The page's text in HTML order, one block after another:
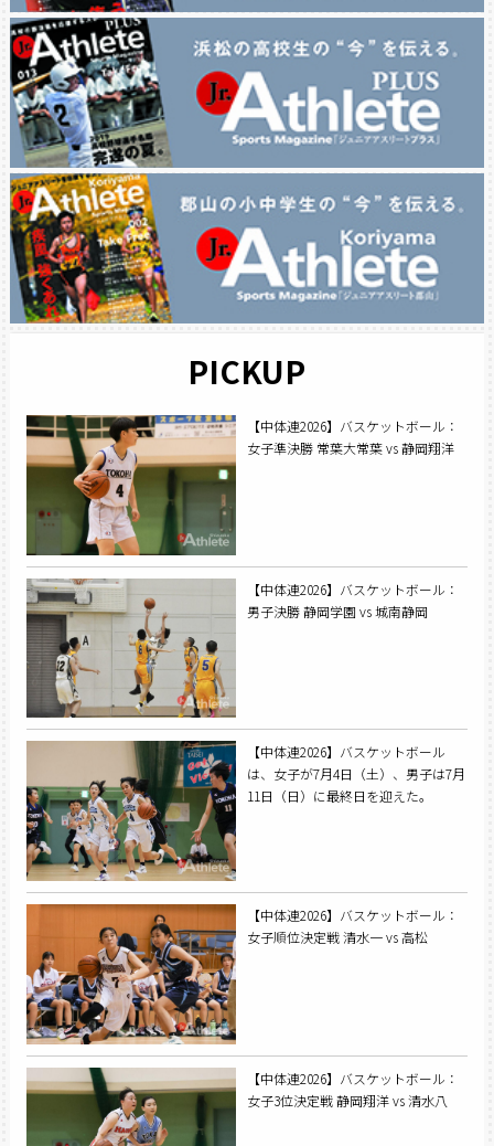
PICKUP
【中体連2026】バスケットボール：
女子準決勝 常葉大常葉 vs 静岡翔洋
【中体連2026】バスケットボール：
男子決勝 静岡学園 vs 城南静岡
【中体連2026】バスケットボール
は、女子が7月4日（土）、男子は7月
11日（日）に最終日を迎えた。
【中体連2026】バスケットボール：
女子順位決定戦 清水一 vs 高松
【中体連2026】バスケットボール：
女子3位決定戦 静岡翔洋 vs 清水八